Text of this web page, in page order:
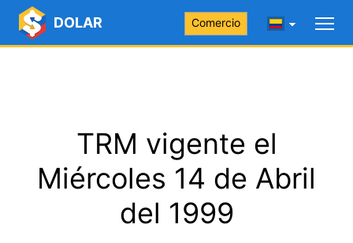
DOLAR Comercio
TRM vigente el
Miércoles 14 de Abril
del 1999